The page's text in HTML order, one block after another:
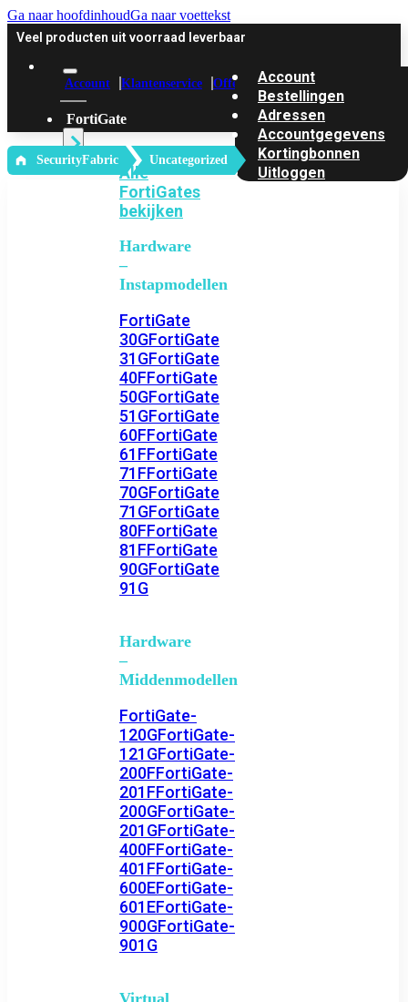
Ga naar hoofdinhoudGa naar voettekst
Veel producten uit voorraad leverbaar
Account Klantenservice Offerte
FortiGate
Alle
FortiGates
bekijken
Hardware
–
Instapmodellen
FortiGate
30GFortiGate
31GFortiGate
40FFortiGate
50GFortiGate
51GFortiGate
60FFortiGate
61FFortiGate
71FFortiGate
70GFortiGate
71GFortiGate
80FFortiGate
81FFortiGate
90GFortiGate
91G
Hardware
–
Middenmodellen
FortiGate-
120GFortiGate-
121GFortiGate-
200FFortiGate-
201FFortiGate-
200GFortiGate-
201GFortiGate-
400FFortiGate-
401FFortiGate-
600EFortiGate-
601EFortiGate-
900GFortiGate-
901G
Virtual
Account
Bestellingen
Adressen
Accountgegevens
Kortingbonnen
Uitloggen
‎ SecurityFabric Uncategorized